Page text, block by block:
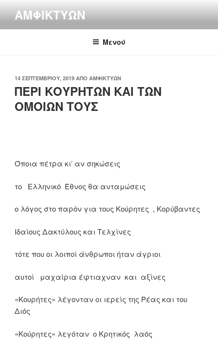
περιεχόμενο
ΑΜΦΙΚΤΎΩΝ
Μενού
ΔΗΜΟΣΙΕΎΤΗΚΕ
ΣΤΙΣ
14 ΣΕΠΤΕΜΒΡΊΟΥ, 2019 ΑΠΌ ΑΜΦΙΚΤΎΩΝ
ΠΕΡΙ ΚΟΥΡΗΤΩΝ ΚΑΙ ΤΩΝ
ΟΜΟΙΩΝ ΤΟΥΣ
Όποια πέτρα κι’ αν σηκώσεις
το Ελληνικό Έθνος θα ανταμώσεις
ο λόγος στο παρόν για τους Κούρητες , Κορύβαντες
Ιδαίους Δακτύλους και Τελχίνες
τότε που οι λοιποί άνθρωποι ήταν άγριοι
αυτοί μαχαίρια έφτιαχναν και αξίνες
«Κουρήτες» λέγονταν οι ιερείς της Ρέας και του
Διός
«Κούρητες» λεγόταν ο Κρητικός λαός